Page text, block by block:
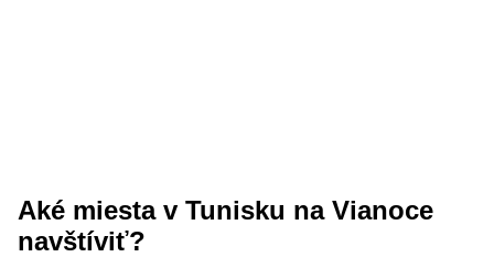
Aké miesta v Tunisku na Vianoce
navštíviť?